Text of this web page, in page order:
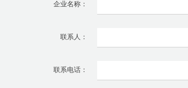
企业名称：
联系人：
联系电话：